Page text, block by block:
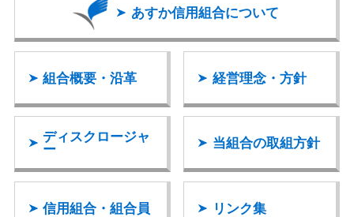
あすか信用組合について
組合概要・沿革 経営理念・方針
ディスクロージャ
ー
当組合の取組方針
信用組合・組合員 リンク集